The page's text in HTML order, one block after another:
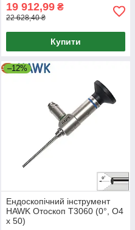
19 912,99 ₴
22 628,40 ₴
Купити
–12%
Ендоскопічний інструмент
HAWK Отоскоп T3060 (0°, O4
x 50)